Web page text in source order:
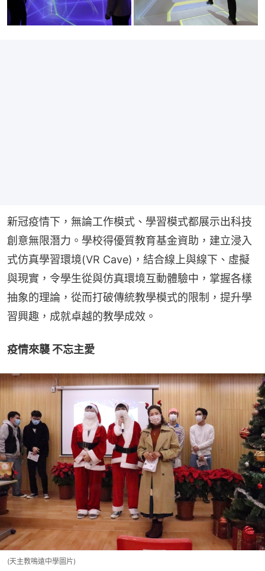
新冠疫情下，無論工作模式、學習模式都展示出科技
創意無限潛力。學校得優質教育基金資助，建立浸入
式仿真學習環境(VR Cave)，結合線上與線下、虛擬
與現實，令學生從與仿真環境互動體驗中，掌握各樣
抽象的理論，從而打破傳統教學模式的限制，提升學
習興趣，成就卓越的教學成效。
疫情來襲 不忘主愛
(天主教鳴遠中學圖片)